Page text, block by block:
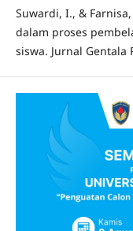
Suwardi, I., &
dalam proses
siswa. Jurnal Gentala